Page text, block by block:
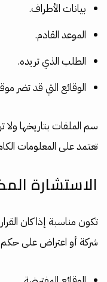
بيانات الأطراف.
الموعد القادم.
الطلب الذي تريده.
الوقائع التي قد تضر
سم الملفات بتاريخها
تعتمد على المعلومات
الاستشارة
تكون مناسبة إذا كان
شركة أو اعتراض على